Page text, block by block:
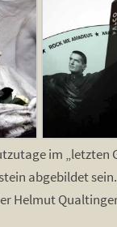
im „letzten
abgebildet
Helmut